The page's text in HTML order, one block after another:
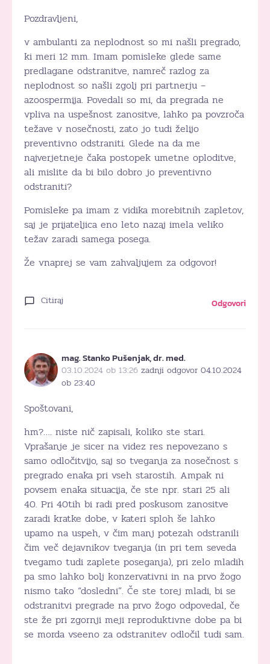
Pozdravljeni,
v ambulanti za neplodnost so mi našli pregrado,
ki meri 12 mm. Imam pomisleke glede same
predlagane odstranitve, namreč razlog za
neplodnost so našli zgolj pri partnerju –
azoospermija. Povedali so mi, da pregrada ne
vpliva na uspešnost zanositve, lahko pa povzroča
težave v nosečnosti, zato jo tudi želijo
preventivno odstraniti. Glede na da me
najverjetneje čaka postopek umetne oploditve,
ali mislite da bi bilo dobro jo preventivno
odstraniti?
Pomisleke pa imam z vidika morebitnih zapletov,
saj je prijateljica eno leto nazaj imela veliko
težav zaradi samega posega.
Že vnaprej se vam zahvaljujem za odgovor!
Citiraj Odgovori
mag. Stanko Pušenjak, dr. med.
03.10.2024 ob 13:26 zadnji odgovor 04.10.2024
ob 23:40
Spoštovani,
hm?…. niste nič zapisali, koliko ste stari.
Vprašanje je sicer na videz res nepovezano s
samo odločitvijo, saj so tveganja za nosečnost s
pregrado enaka pri vseh starostih. Ampak ni
povsem enaka situacija, če ste npr. stari 25 ali
40. Pri 40tih bi radi pred poskusom zanositve
zaradi kratke dobe, v kateri sploh še lahko
upamo na uspeh, v čim manj potezah odstranili
čim več dejavnikov tveganja (in pri tem seveda
tvegamo tudi zaplete poseganja), pri zelo mladih
pa smo lahko bolj konzervativni in na prvo žogo
nismo tako “dosledni”. Če ste torej mladi, bi se
odstranitvi pregrade na prvo žogo odpovedal, če
ste že pri zgornji meji reproduktivne dobe pa bi
se morda vseeno za odstranitev odločil tudi sam.